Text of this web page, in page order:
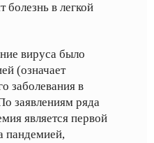
в легкой
вируса было
(означает
заболевания в
заявлениям ряда
является первой
пандемией,